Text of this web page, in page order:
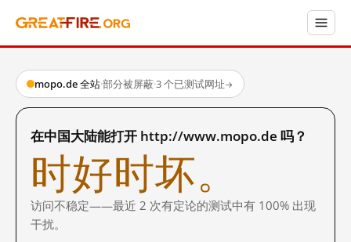
mopo.de 全站·部分被屏蔽·3 个已测试网址→
在中国大陆能打开 http://www.mopo.de 吗？
时好时坏。
访问不稳定——最近 2 次有定论的测试中有 100% 出现
干扰。